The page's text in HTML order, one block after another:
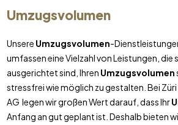
Umzugsvolumen
Unsere Umzugsvolumen-
umfassen eine Vielzahl von Leistungen, die
ausgerichtet sind, Ihren Umzugsvolumen
stressfrei wie möglich zu gestalten. Bei
AG legen wir großen Wert darauf, dass Ihr
Anfang an gut geplant ist. Deshalb bieten